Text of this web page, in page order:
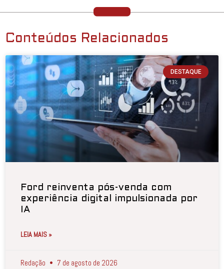
Conteúdos Relacionados
DESTAQUE
Ford reinventa pós-venda com
experiência digital impulsionada por
IA
LEIA MAIS »
Redação 7 de agosto de 2026